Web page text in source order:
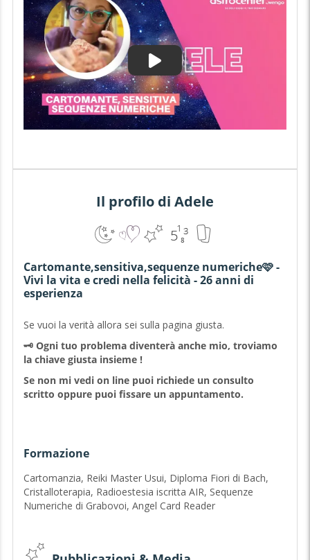
Il profilo di Adele
Cartomante,sensitiva,sequenze numeriche🩷 -
Vivi la vita e credi nella felicità - 26 anni di
esperienza
Se vuoi la verità allora sei sulla pagina giusta.
🗝️ Ogni tuo problema diventerà anche mio, troviamo
la chiave giusta insieme !
Se non mi vedi on line puoi richiede un consulto
scritto oppure puoi fissare un appuntamento.
tantissimi anni, un cammino lungo di studio, di
sensitiva per tradizione di famiglia. Durante il mio percorso
di cartomante ho voluto approfondire e diventare Reiki
Master in modo da poter utilizzare al meglio le energie
ed i quadranti relativi alle varie problematiche. Il mio piu'
Formazione
Cartomanzia, Reiki Master Usui, Diploma Fiori di Bach,
Cristalloterapia, Radioestesia iscritta AIR, Sequenze
Numeriche di Grabovoi, Angel Card Reader